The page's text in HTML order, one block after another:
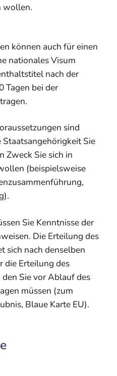
wollen.
können auch für einen
nationales Visum
nach der
Tagen bei der
sind
Sie
Zweck Sie sich in
(beispielsweise
Sie Kenntnisse der
Die Erteilung des
sich nach denselben
die Erteilung des
Sie vor Ablauf des
müssen (zum
Blaue Karte EU).